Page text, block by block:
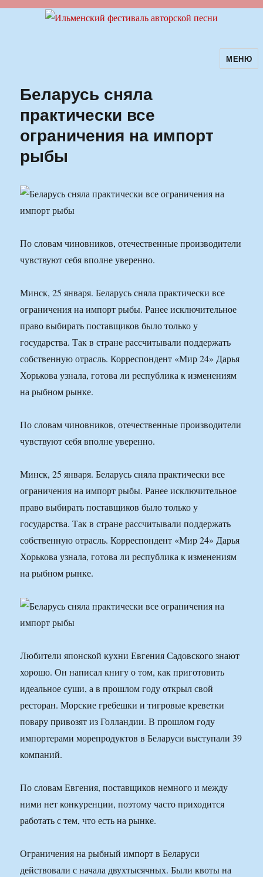
Ильменский фестиваль авторскойМЕНЮ
Беларусь сняла
практически все
ограничения на импорт
рыбы
По словам чиновников, отечественные производители
чувствуют себя вполне уверенно.
Минск, 25 января. Беларусь сняла практически все
ограничения на импорт рыбы. Ранее исключительное
право выбирать поставщиков было только у
государства. Так в стране рассчитывали поддержать
собственную отрасль. Корреспондент «Мир 24» Дарья
Хорькова узнала, готова ли республика к изменениям
на рыбном рынке.
По словам чиновников, отечественные производители
чувствуют себя вполне уверенно.
Минск, 25 января. Беларусь сняла практически все
ограничения на импорт рыбы. Ранее исключительное
право выбирать поставщиков было только у
государства. Так в стране рассчитывали поддержать
собственную отрасль. Корреспондент «Мир 24» Дарья
Хорькова узнала, готова ли республика к изменениям
на рыбном рынке.
Любители японской кухни Евгения Садовского знают
хорошо. Он написал книгу о том, как приготовить
идеальное суши, а в прошлом году открыл свой
ресторан. Морские гребешки и тигровые креветки
повару привозят из Голландии. В прошлом году
импортерами морепродуктов в Беларуси выступали 39
компаний.
По словам Евгения, поставщиков немного и между
ними нет конкуренции, поэтому часто приходится
работать с тем, что есть на рынке.
Ограничения на рыбный импорт в Беларуси
действовали с начала двухтысячных. Были квоты на